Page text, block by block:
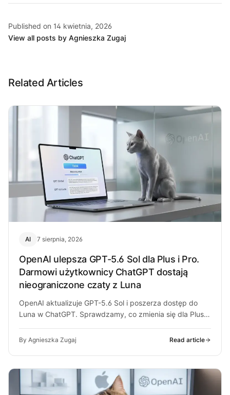
Published on 14 kwietnia, 2026
View all posts by Agnieszka Zugaj
Related Articles
AI 7 sierpnia, 2026
OpenAI ulepsza GPT-5.6 Sol dla Plus i Pro.
Darmowi użytkownicy ChatGPT dostają
nieograniczone czaty z Luna
OpenAI aktualizuje GPT-5.6 Sol i poszerza dostęp do
Luna w ChatGPT. Sprawdzamy, co zmienia się dla Plus,
By Agnieszka Zugaj Read article